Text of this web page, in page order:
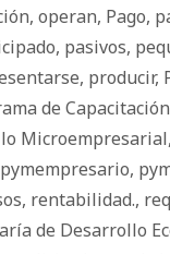
, operan, Pago,
, pasivos,
, producir,
de
Microempresarial,
pymempresario,
, rentabilidad.,
de Desarrollo